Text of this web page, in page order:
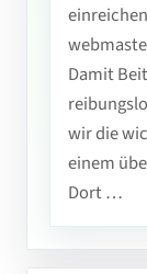
Damit
wir die
einem
Dort …